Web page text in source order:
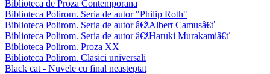
Biblioteca de Proza Contemporana
Biblioteca Polirom. Seria de autor "Philip Roth"
Biblioteca Polirom. Seria de autor â€žAlbert Camusâ€ť
Biblioteca Polirom. Seria de autor â€žHaruki Murakamiâ€ť
Biblioteca Polirom. Proza XX
Biblioteca Polirom. Clasici universali
Black cat - Nuvele cu final neasteptat